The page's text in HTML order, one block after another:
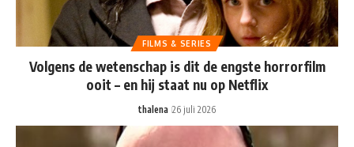
FILMS & SERIES
Volgens de wetenschap is dit de engste horrorfilm
ooit – en hij staat nu op Netflix
thalena 26 juli 2026